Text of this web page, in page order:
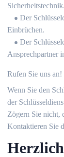
Sicherheitstechnik.
Der
Einbrüchen.
Der
Ansprechpartner
Rufen Sie uns an!
Wenn Sie den
der
Zögern Sie nicht,
Kontaktieren Sie